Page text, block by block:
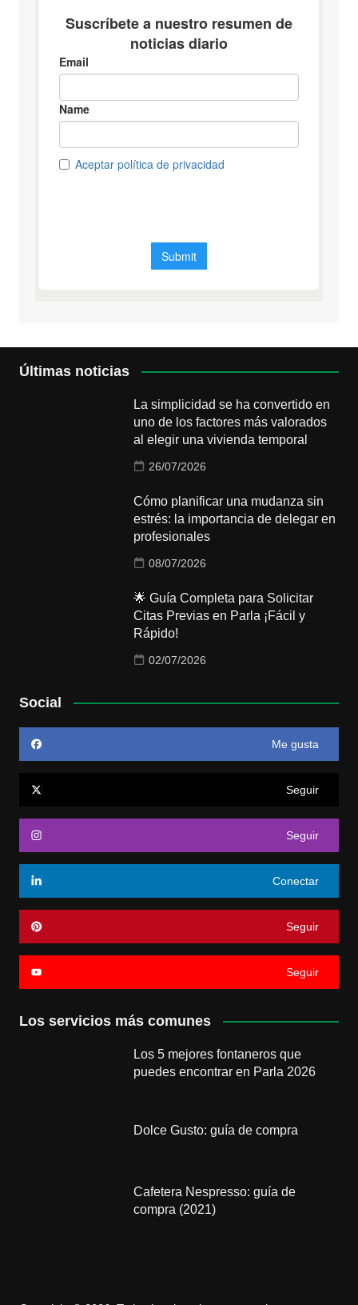
Últimas noticias
La simplicidad se ha convertido en
uno de los factores más valorados
al elegir una vivienda temporal
26/07/2026
Cómo planificar una mudanza sin
estrés: la importancia de delegar en
profesionales
08/07/2026
🌟 Guía Completa para Solicitar
Citas Previas en Parla ¡Fácil y
Rápido!
02/07/2026
Social
Me gusta
Seguir
Seguir
Conectar
Seguir
Seguir
Los servicios más comunes
Los 5 mejores fontaneros que
puedes encontrar en Parla 2026
Dolce Gusto: guía de compra
Cafetera Nespresso: guía de
compra (2021)